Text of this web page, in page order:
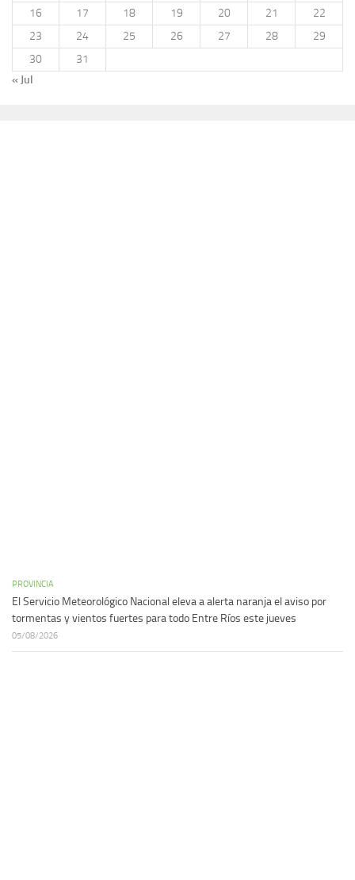
16
17 18 19 20 21
22
23
24 25 26 27 28
29
30
31
« Jul
PROVINCIA
El Servicio Meteorológico Nacional eleva a alerta naranja el aviso por
tormentas y vientos fuertes para todo Entre Ríos este jueves
05/08/2026